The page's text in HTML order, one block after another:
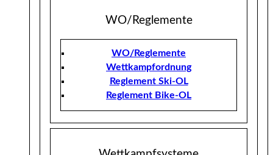
WO/Reglemente
WO/Reglemente
Wettkampfordnung
Reglement Ski-OL
Reglement Bike-OL